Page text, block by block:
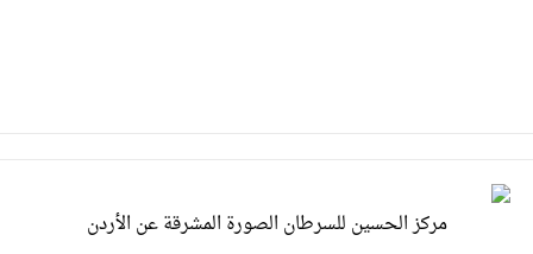
مركز الحسين للسرطان الصورة المشرقة عن الأردن